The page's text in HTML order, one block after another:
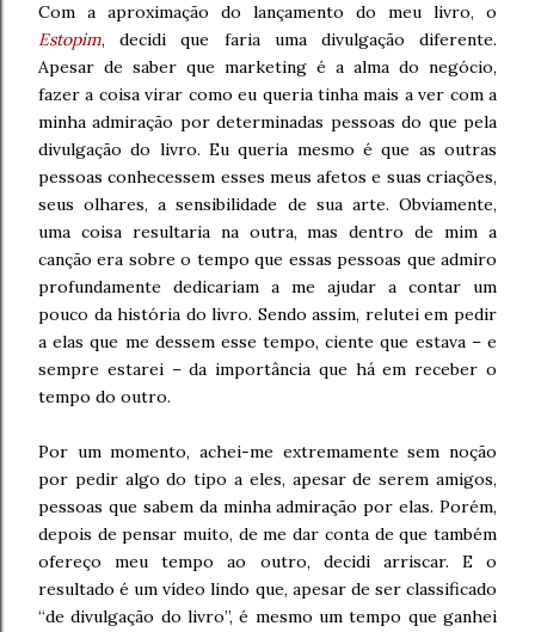
Com a aproximação do lançamento do meu livro, o
Estopim, decidi que faria uma divulgação diferente.
Apesar de saber que marketing é a alma do negócio,
fazer a coisa virar como eu queria tinha mais a ver com a
minha admiração por determinadas pessoas do que pela
divulgação do livro. Eu queria mesmo é que as outras
pessoas conhecessem esses meus afetos e suas criações,
seus olhares, a sensibilidade de sua arte. Obviamente,
uma coisa resultaria na outra, mas dentro de mim a
canção era sobre o tempo que essas pessoas que admiro
profundamente dedicariam a me ajudar a contar um
pouco da história do livro. Sendo assim, relutei em pedir
a elas que me dessem esse tempo, ciente que estava – e
sempre estarei – da importância que há em receber o
tempo do outro.
Por um momento, achei-me extremamente sem noção
por pedir algo do tipo a eles, apesar de serem amigos,
pessoas que sabem da minha admiração por elas. Porém,
depois de pensar muito, de me dar conta de que também
ofereço meu tempo ao outro, decidi arriscar. E o
resultado é um vídeo lindo que, apesar de ser classificado
“de divulgação do livro”, é mesmo um tempo que ganhei